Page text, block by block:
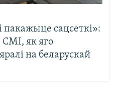
пакажыце сацсеткі»:
СМІ, як яго
на беларускай